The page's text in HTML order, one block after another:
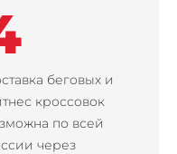
беговых и
кроссовок
по всей
через